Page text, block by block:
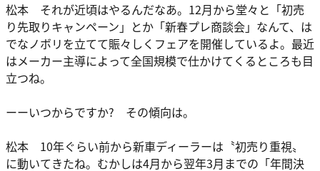
松本 それが近頃はやるんだなあ。12月から堂々と「初売
り先取りキャンペーン」とか「新春プレ商談会」なんて、は
でなノボリを立てて賑々しくフェアを開催しているよ。最近
はメーカー主導によって全国規模で仕かけてくるところも目
立つね。
ーーいつからですか? その傾向は。
松本 10年ぐらい前から新車ディーラーは〝初売り重視〟
に動いてきたね。むかしは4月から翌年3月までの「年間決